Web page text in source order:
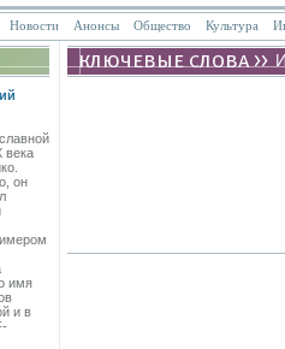
Новости Анонсы Общество Культура
века
он
имя
и в